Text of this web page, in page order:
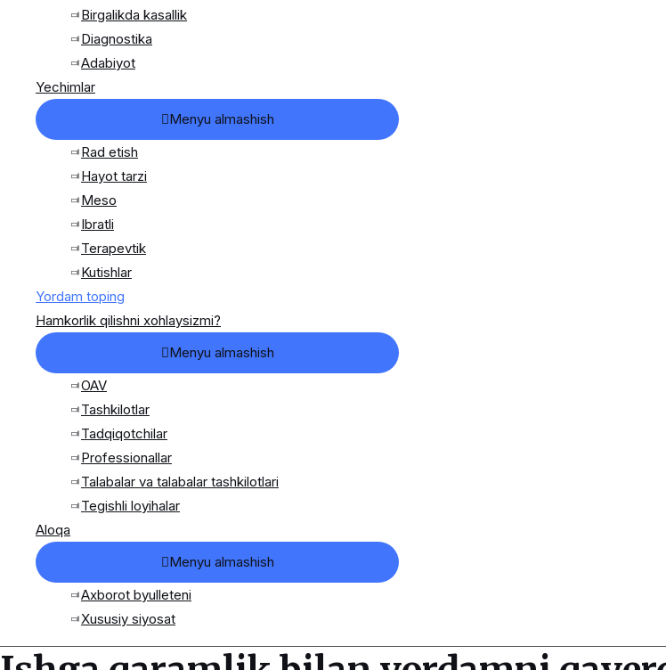
Birgalikda kasallik
Diagnostika
Adabiyot
Yechimlar
Menyu almashish
Rad etish
Hayot tarzi
Meso
Ibratli
Terapevtik
Kutishlar
Yordam toping
Hamkorlik qilishni xohlaysizmi?
Menyu almashish
OAV
Tashkilotlar
Tadqiqotchilar
Professionallar
Talabalar va talabalar tashkilotlari
Tegishli loyihalar
Aloqa
Menyu almashish
Axborot byulleteni
Xususiy siyosat